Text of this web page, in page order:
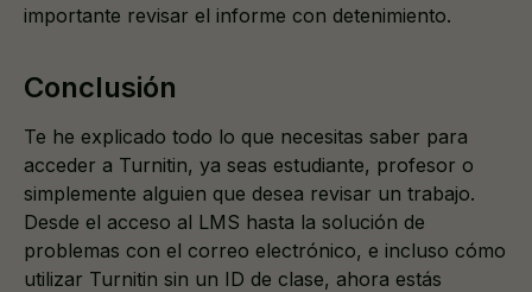
importante revisar el informe con detenimiento.
Conclusión
Te he explicado todo lo que necesitas saber para
acceder a Turnitin, ya seas estudiante, profesor o
simplemente alguien que desea revisar un trabajo.
Desde el acceso al LMS hasta la solución de
problemas con el correo electrónico, e incluso cómo
utilizar Turnitin sin un ID de clase, ahora estás